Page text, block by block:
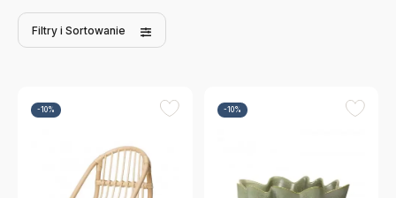
Filtry i Sortowanie
-10% -10%